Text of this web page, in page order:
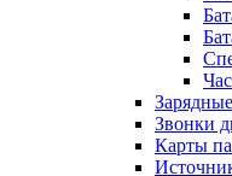
Звонки
Карты